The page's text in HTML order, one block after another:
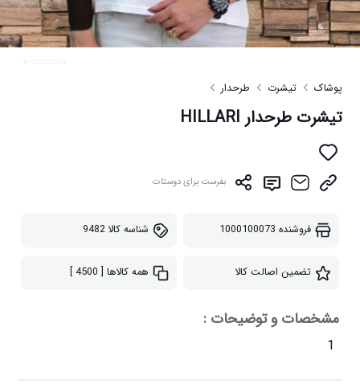
پوشاک تیشرت طرحدار
تیشرت طرحدار HILLARI
بفرست برای دوستات
فروشنده 1000100073 شناسه کالا9482
تضمین اصالت کالا همه کالاها [ 4500 ]
مشخصات و توضیحات :
1